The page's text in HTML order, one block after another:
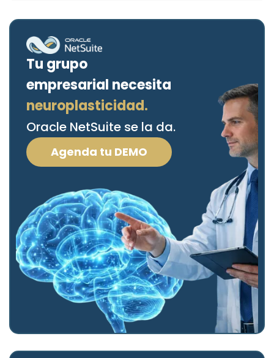
Tu grupo
empresarial necesita
neuroplasticidad.
Oracle NetSuite se la da.
Agenda tu DEMO